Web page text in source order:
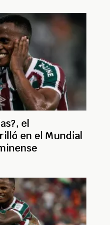
el
en el Mundial